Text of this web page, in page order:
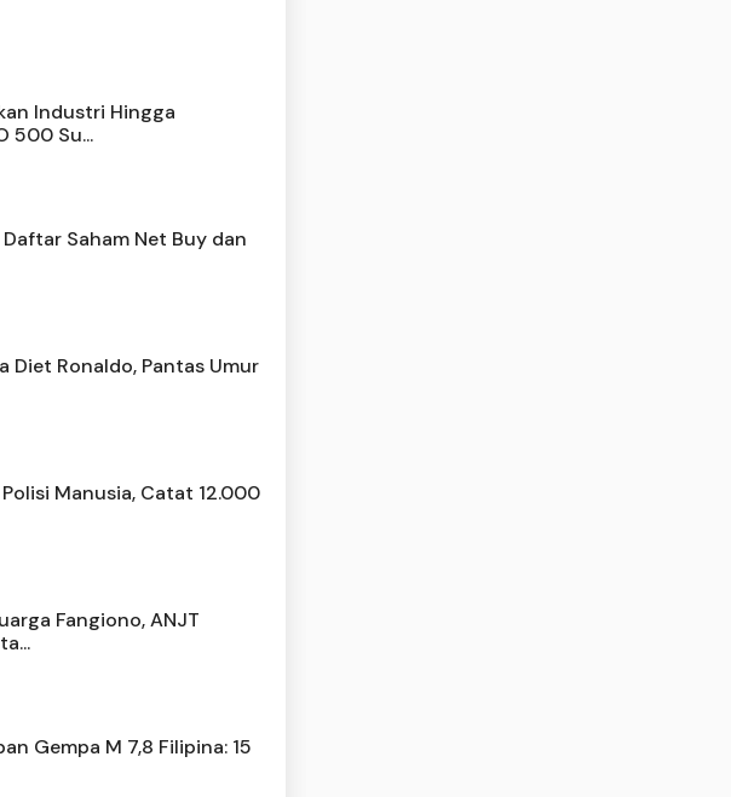
Industri Hingga
500 Su...
Saham Net Buy dan
Diet Ronaldo, Pantas Umur
Manusia, Catat 12.000
Fangiono, ANJT
Gempa M 7,8 Filipina: 15